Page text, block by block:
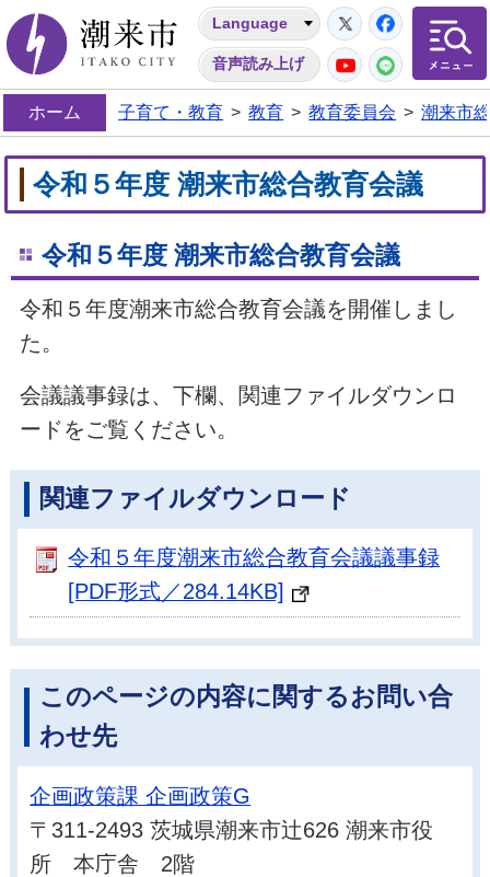
潮来市
Language
音声読み上げ
Twitter
YouTube
LINE
ホーム 子育て・教育 > 教育 > 教育委員会 > 潮来市
令和５年度 潮来市総合教育会議
令和５年度 潮来市総合教育会議
令和５年度潮来市総合教育会議を開催しまし
た。
会議議事録は、下欄、関連ファイルダウンロ
ードをご覧ください。
関連ファイルダウンロード
令和５年度潮来市総合教育会議議事録
[PDF形式／284.14KB]
このページの内容に関するお問い合
わせ先
企画政策課 企画政策G
〒311-2493 茨城県潮来市辻626 潮来市役
所 本庁舎 2階